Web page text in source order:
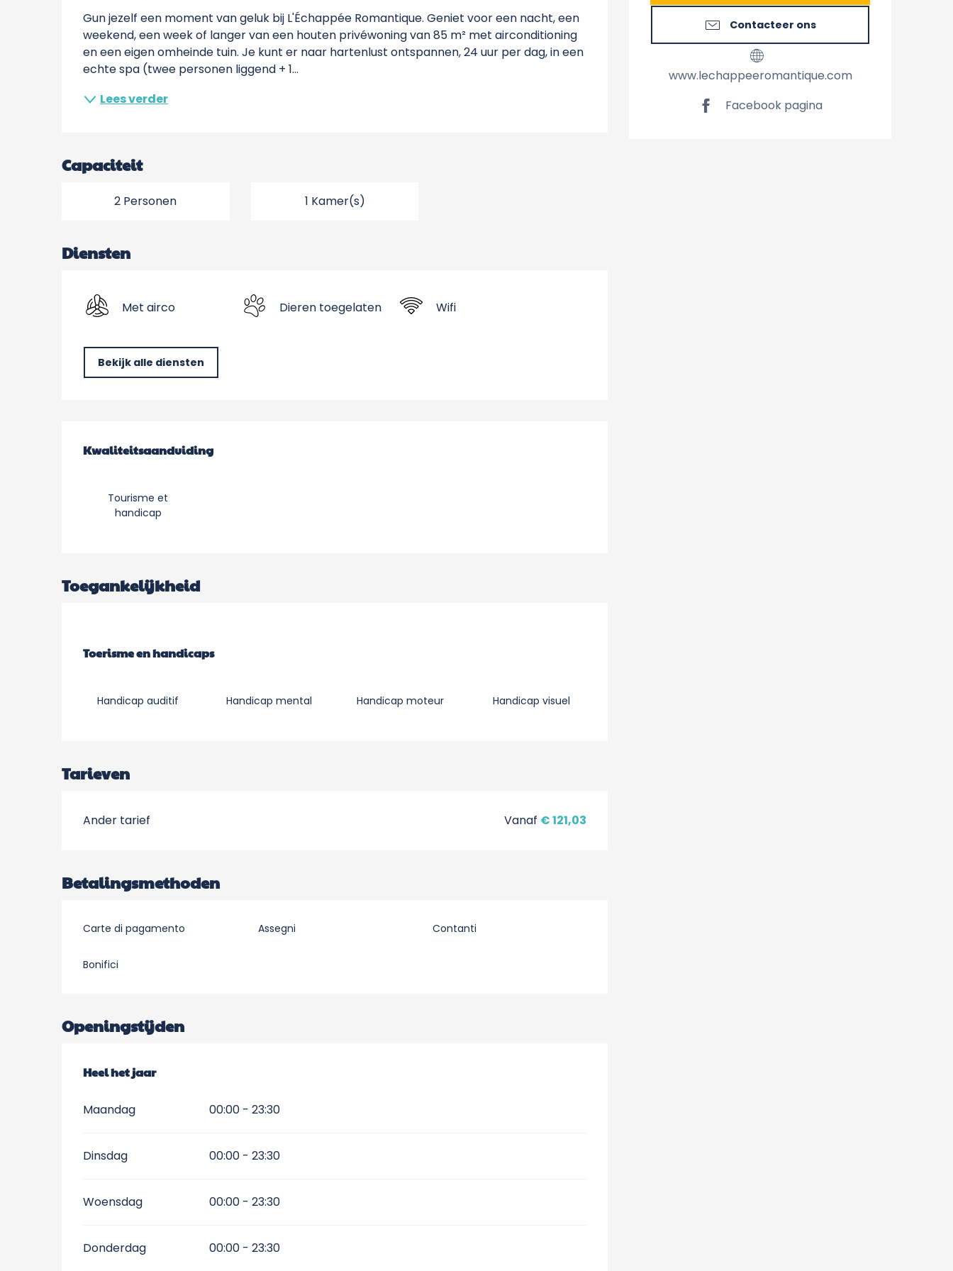
Contacteer ons
www.lechappeeromantique.com
Facebook pagina
Gun jezelf een moment van geluk bij L'Échappée Romantique. Geniet voor een nacht, een
weekend, een week of langer van een houten privéwoning van 85 m² met airconditioning
en een eigen omheinde tuin. Je kunt er naar hartenlust ontspannen, 24 uur per dag, in een
echte spa (twee personen liggend + 1...
Lees verder
Capaciteit
2 Personen 1 Kamer(s)
Diensten
Met airco Dieren toegelaten Wifi
Bekijk alle diensten
Dienstverlening
Kwaliteitsaanduiding
Kwaliteitsaanduiding
Tourisme et
handicap
Toegankelijkheid
Toerisme en handicaps
Toerisme en handicaps
Handicap auditif Handicap mental Handicap moteur Handicap visuel
Tarieven
Ander tarief Vanaf € 121,03
Betalingsmethoden
Carte di pagamento Assegni Contanti
Bonifici
Openingstijden
Heel het jaar
Heel het jaar
Maandag 00:00 - 23:30
Dinsdag 00:00 - 23:30
Woensdag 00:00 - 23:30
Donderdag 00:00 - 23:30